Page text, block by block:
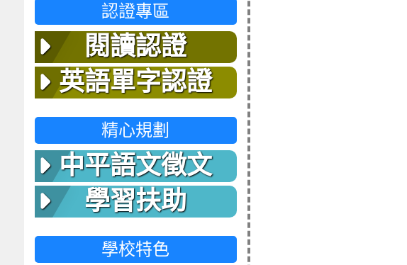
認證專區
閱讀認證
英語單字認證
精心規劃
中平語文徵文
學習扶助
學校特色